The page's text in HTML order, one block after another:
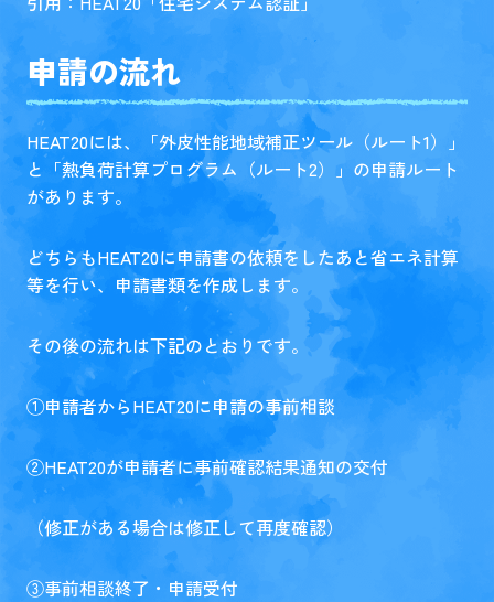
申請の流れ
HEAT20には、「外皮性能地域補正ツール（ルート1）」
と「熱負荷計算プログラム（ルート2）」の申請ルート
があります。
どちらもHEAT20に申請書の依頼をしたあと省エネ計算
等を行い、申請書類を作成します。
その後の流れは下記のとおりです。
①申請者からHEAT20に申請の事前相談
②HEAT20が申請者に事前確認結果通知の交付
（修正がある場合は修正して再度確認）
③事前相談終了・申請受付